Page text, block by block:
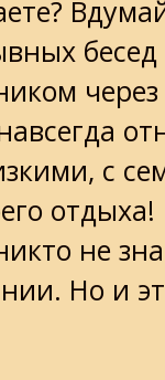
бесед
с
не
Но и